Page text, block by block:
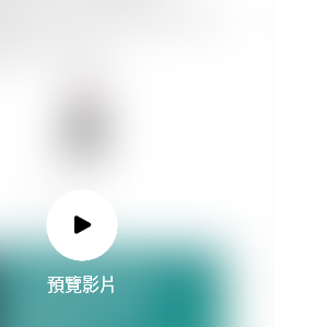
預覽影片
預覽影片